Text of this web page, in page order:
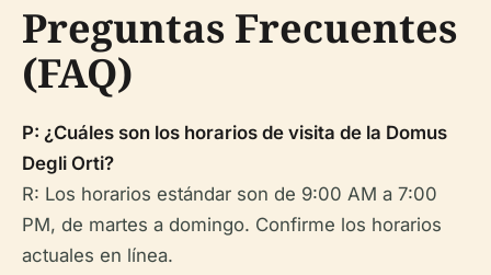
Preguntas Frecuentes
(FAQ)
P: ¿Cuáles son los horarios de visita de la Domus
Degli Orti?
R: Los horarios estándar son de 9:00 AM a 7:00
PM, de martes a domingo. Confirme los horarios
actuales en línea.